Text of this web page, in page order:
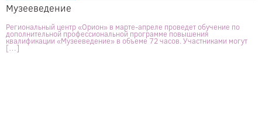
Музееведение
Региональный центр «Орион» в марте-апреле проведет обучение по
дополнительной профессиональной программе повышения
квалификации «Музееведение» в объеме 72 часов. Участниками могут
[…]